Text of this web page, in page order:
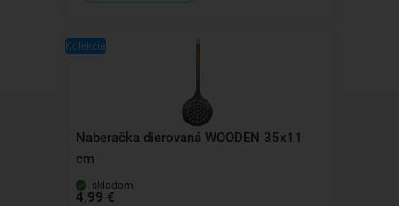
Kolekcia
Naberačka dierovaná WOODEN 35x11
cm
skladom
4,99 €